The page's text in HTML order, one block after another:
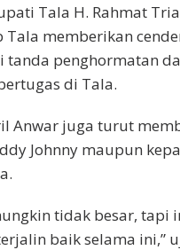
Tala H. Rahmat
Tala memberikan
tanda penghormatan
di Tala.
Anwar juga turut
Johnny maupun
tidak besar,
baik selama ini,”